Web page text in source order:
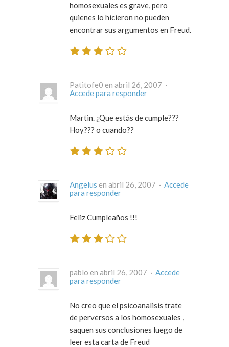
homosexuales es grave, pero
quienes lo hicieron no pueden
encontrar sus argumentos en Freud.
Patitofe0 en abril 26, 2007 ·
Accede para responder
Martin. ¿Que estás de cumple???
Hoy??? o cuando??
Angelus en abril 26, 2007 · Accede
para responder
Feliz Cumpleaños !!!
pablo en abril 26, 2007 · Accede
para responder
No creo que el psicoanalisis trate
de perversos a los homosexuales ,
saquen sus conclusiones luego de
leer esta carta de Freud